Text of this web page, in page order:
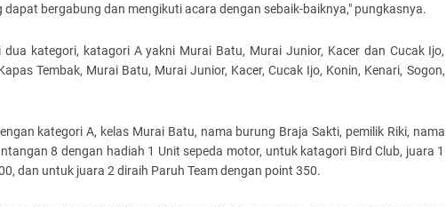
bergabung dan mengikuti acara dengan sebaik-baiknya," pungkasnya.
kategori, katagori A yakni Murai Batu, Murai Junior, Kacer dan Cucak Ijo,
Tembak, Murai Batu, Murai Junior, Kacer, Cucak Ijo, Konin, Kenari, Sogon,
kategori A, kelas Murai Batu, nama burung Braja Sakti, pemilik Riki, nama
8 dengan hadiah 1 Unit sepeda motor, untuk katagori Bird Club, juara 1
dan untuk juara 2 diraih Paruh Team dengan point 350.